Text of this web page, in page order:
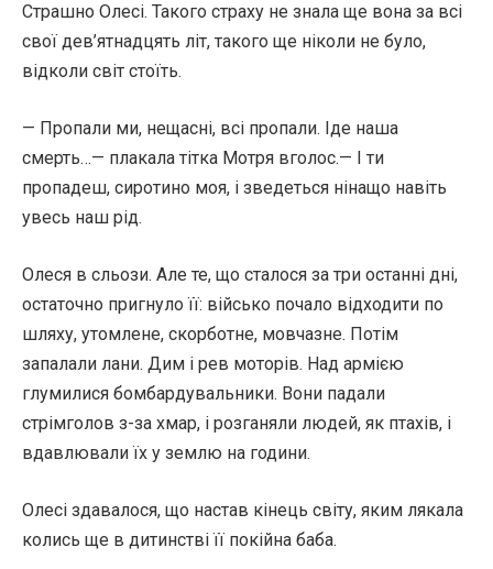
Страшно Олесі. Такого страху не знала ще вона за всі
свої дев’ятнадцять літ, такого ще ніколи не було,
відколи світ стоїть.
— Пропали ми, нещасні, всі пропали. Іде наша
смерть…— плакала тітка Мотря вголос.— І ти
пропадеш, сиротино моя, і зведеться нінащо навіть
увесь наш рід.
Олеся в сльози. Але те, що сталося за три останні дні,
остаточно пригнуло її: військо почало відходити по
шляху, утомлене, скорботне, мовчазне. Потім
запалали лани. Дим і рев моторів. Над армією
глумилися бомбардувальники. Вони падали
стрімголов з-за хмар, і розганяли людей, як птахів, і
вдавлювали їх у землю на години.
Олесі здавалося, що настав кінець світу, яким лякала
колись ще в дитинстві її покійна баба.